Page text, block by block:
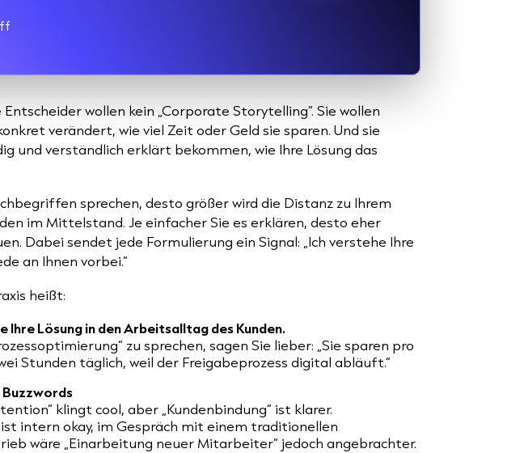
wollen kein „Corporate Storytelling“. Sie wollen
verändert, wie viel Zeit oder Geld sie sparen. Und sie
und verständlich erklärt bekommen, wie Ihre Lösung das
sprechen, desto größer wird die Distanz zu Ihrem
im Mittelstand. Je einfacher Sie es erklären, desto eher
Dabei sendet jede Formulierung ein Signal: „Ich verstehe Ihre
an Ihnen vorbei.“
heißt:
Ihre Lösung in den Arbeitsalltag des Kunden.
zu sprechen, sagen Sie lieber: „Sie sparen pro
Stunden täglich, weil der Freigabeprozess digital abläuft.“
Buzzwords
klingt cool, aber „Kundenbindung“ ist klarer.
ist intern okay, im Gespräch mit einem traditionellen
wäre „Einarbeitung neuer Mitarbeiter“ jedoch angebrachter.